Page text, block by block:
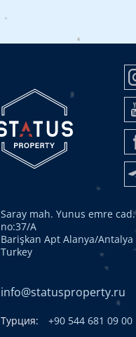
Saray mah. Yunus emre cad.
no:37/A
Barişkan Apt Alanya/Antalya
Turkey
info@statusproperty.ru
Турция:
+90 544 681 09 00